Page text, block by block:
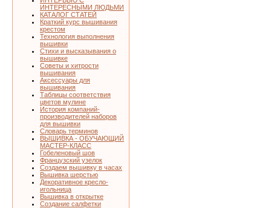
ИНТЕРЕСНЫМИ ЛЮДЬМИ
КАТАЛОГ СТАТЕЙ
Краткий курс вышивания
крестом
Технология выполнения
вышивки
Стихи и высказывания о
вышивке
Советы и хитрости
вышивания
Аксессуары для
вышивания
Таблицы соответствия
цветов мулине
История компаний-
производителей наборов
для вышивки
Словарь терминов
ВЫШИВКА - ОБУЧАЮЩИЙ
МАСТЕР-КЛАСС
Гобеленовый шов
Французский узелок
Создаем вышивку в часах
Вышивка шерстью
Декоративное кресло-
игольница
Вышивка в открытке
Создание салфетки